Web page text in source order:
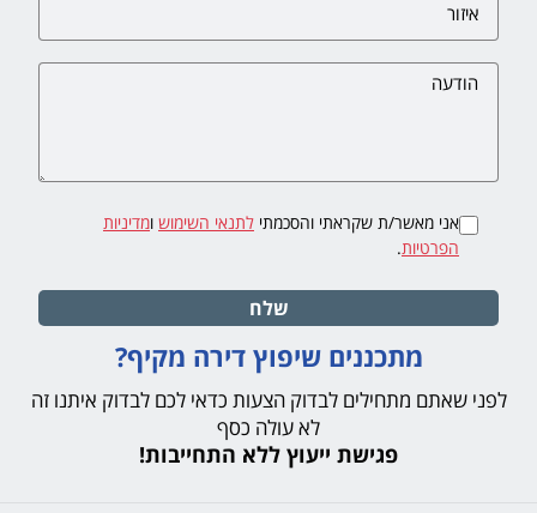
אני מאשר/ת שקראתי והסכמתי לתנאי השימוש ומדיניות
הפרטיות.
שלח
מתכננים שיפוץ דירה מקיף?
לפני שאתם מתחילים לבדוק הצעות כדאי לכם לבדוק איתנו זה
לא עולה כסף
פגישת ייעוץ ללא התחייבות!